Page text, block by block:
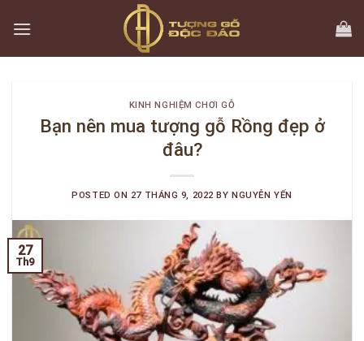
KINH NGHIỆM CHƠI GỖ
Bạn nên mua tượng gỗ Rồng đẹp ở
đâu?
POSTED ON 27 THÁNG 9, 2022 BYNGUYỄN YẾN
27
Th9